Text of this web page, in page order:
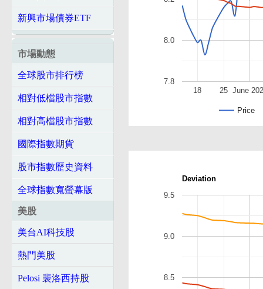
新興市場債券ETF
市場動態
全球股市排行榜
相對低檔股市指數
相對高檔股市指數
國際指數期貨
股市指數歷史資料
全球指數寬螢幕版
美股
美台AI科技股
熱門美股
Pelosi 裴洛西持股
Price
June
18 25
7.8
8.0
Deviation
8.5
9.0
9.5